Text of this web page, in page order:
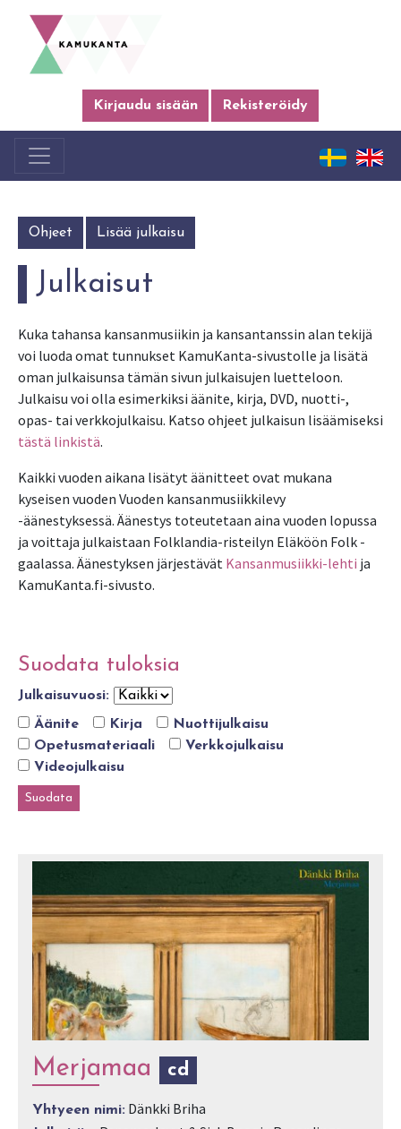
Kirjaudu sisään Rekisteröidy
Ohjeet Lisää julkaisu
Julkaisut
Kuka tahansa kansanmusiikin ja kansantanssin alan tekijä
voi luoda omat tunnukset KamuKanta-sivustolle ja lisätä
oman julkaisunsa tämän sivun julkaisujen luetteloon.
Julkaisu voi olla esimerkiksi äänite, kirja, DVD, nuotti-,
opas- tai verkkojulkaisu. Katso ohjeet julkaisun lisäämiseksi
tästä linkistä.
Kaikki vuoden aikana lisätyt äänitteet ovat mukana
kyseisen vuoden Vuoden kansanmusiikkilevy
-äänestyksessä. Äänestys toteutetaan aina vuoden lopussa
ja voittaja julkaistaan Folklandia-risteilyn Eläköön Folk -
gaalassa. Äänestyksen järjestävät Kansanmusiikki-lehti ja
KamuKanta.fi-sivusto.
Suodata tuloksia
Julkaisuvuosi:
Äänite
Kirja
Nuottijulkaisu
Opetusmateriaali
Verkkojulkaisu
Videojulkaisu
Merjamaa cd
Yhtyeen nimi: Dänkki Briha